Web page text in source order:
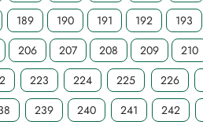
189
190 191 192 193
206
207 208 209 210
223 224 225 226
239 240 241 242